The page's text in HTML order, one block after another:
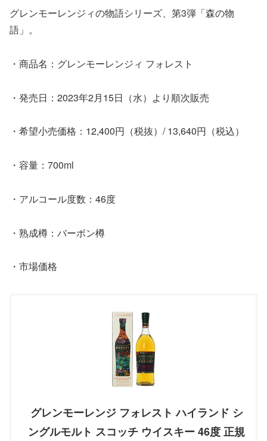
グレンモーレンジィの物語シリーズ、第3弾「森の物
語」。
・商品名：グレンモーレンジィ フォレスト
・発売日：2023年2月15日（水）より順次販売
・希望小売価格：12,400円（税抜）/ 13,640円（税込）
・容量：700ml
・アルコール度数：46度
・熟成樽：バーボン樽
・市場価格
グレンモーレンジ フォレスト ハイランド シ
ングルモルト スコッチ ウイスキー 46度 正規